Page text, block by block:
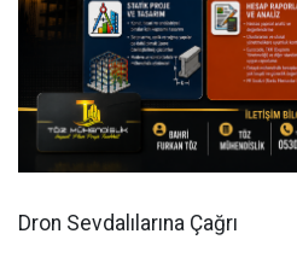
Dron Sevdalılarına Çağrı